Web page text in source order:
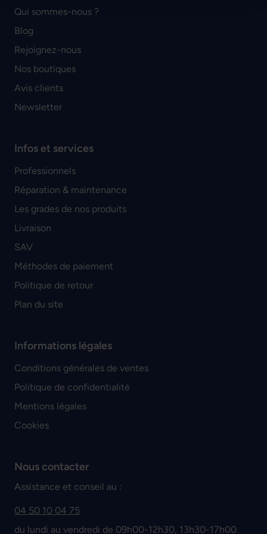
Qui sommes-nous ?
Blog
Rejoignez-nous
Nos boutiques
Avis clients
Newsletter
Infos et services
Professionnels
Réparation & maintenance
Les grades de nos produits
Livraison
SAV
Méthodes de paiement
Politique de retour
Plan du site
Informations légales
Conditions générales de ventes
Politique de confidentialité
Mentions légales
Cookies
Nous contacter
Assistance et conseil au :
04 50 10 04 75
du lundi au vendredi de 09h00-12h30, 13h30-17h00